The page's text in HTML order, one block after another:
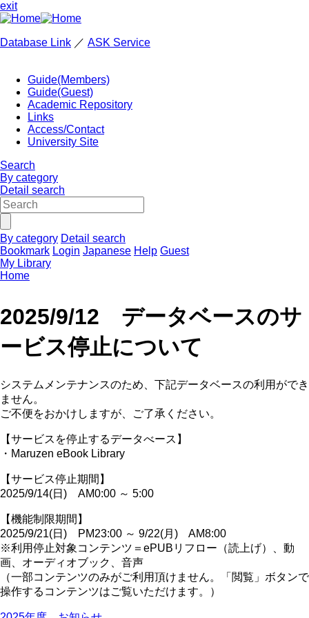
exit
Database Link ／ ASK Service
Guide(Members)
Guide(Guest)
Academic Repository
Links
Access/Contact
University Site
Search
By category
Detail search
By category Detail search
Bookmark Login Japanese Help Guest
My Library
Home
2025/9/12 データベースのサ
ービス停止について
システムメンテナンスのため、下記データベースの利用ができ
ません。
ご不便をおかけしますが、ご了承ください。
【サービスを停止するデータべース】
・Maruzen eBook Library
【サービス停止期間】
2025/9/14(日) AM0:00 ～ 5:00
【機能制限期間】
2025/9/21(日) PM23:00 ～ 9/22(月) AM8:00
※利用停止対象コンテンツ＝ePUBリフロー（読上げ）、動
画、オーディオブック、音声
（一部コンテンツのみがご利用頂けません。「閲覧」ボタンで
操作するコンテンツはご覧いただけます。）